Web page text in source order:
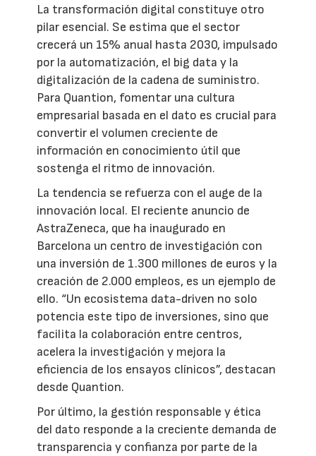
La transformación digital constituye otro
pilar esencial. Se estima que el sector
crecerá un 15% anual hasta 2030, impulsado
por la automatización, el big data y la
digitalización de la cadena de suministro.
Para Quantion, fomentar una cultura
empresarial basada en el dato es crucial para
convertir el volumen creciente de
información en conocimiento útil que
sostenga el ritmo de innovación.
La tendencia se refuerza con el auge de la
innovación local. El reciente anuncio de
AstraZeneca, que ha inaugurado en
Barcelona un centro de investigación con
una inversión de 1.300 millones de euros y la
creación de 2.000 empleos, es un ejemplo de
ello. “Un ecosistema data-driven no solo
potencia este tipo de inversiones, sino que
facilita la colaboración entre centros,
acelera la investigación y mejora la
eficiencia de los ensayos clínicos”, destacan
desde Quantion.
Por último, la gestión responsable y ética
del dato responde a la creciente demanda de
transparencia y confianza por parte de la